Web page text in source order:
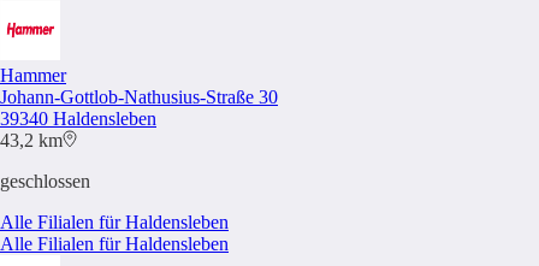
Hammer
Johann-Gottlob-Nathusius-Straße 30
39340 Haldensleben
43,2 km
geschlossen
Alle Filialen für Haldensleben
Alle Filialen für Haldensleben